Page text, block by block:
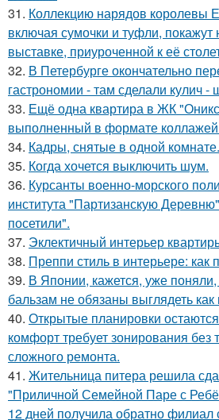
31. Коллекцию нарядов королевы
включая сумочки и туфли, покажут
выставке, приуроченной к её
32. В Петербурге окончательно
гастрономии - там сделали кулич -
33. Ещё одна квартира в ЖК
выполненный в формате
34. Кадры, снятые в одной комнате.
35. Когда хочется выключить шум.
36. Курсанты военно-морского
института "Партизанскую
посетили".
37. Эклектичный интерьер
38. Преппи стиль в интерьере: как
39. В Японии, кажется, уже
бальзам не обязаны выглядеть
40. Открытые планировки
комфорт требует зонирования без
сложного ремонта.
41. Жительница питера решила
"Приличной Семейной Паре с
12 дней получила обратно филиал